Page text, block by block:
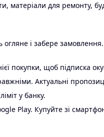
матеріали для ремонту,
і забере
покупки, щоб підписка
Актуальні
у банку.
Play. Купуйте зі